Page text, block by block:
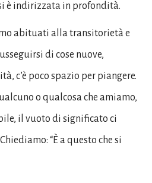
è indirizzata in profondità.
abituati alla transitorietà e
di cose nuove,
c’è poco spazio per piangere.
o qualcosa che amiamo,
il vuoto di significato ci
“È a questo che si